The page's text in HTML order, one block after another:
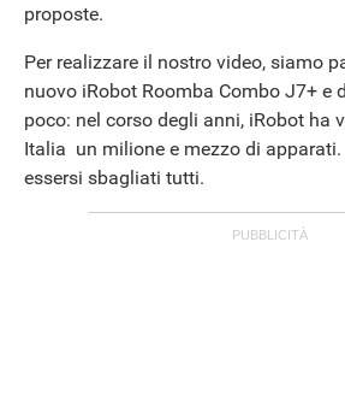
proposte.
Per realizzare il nostro video, siamo
nuovo iRobot Roomba Combo J7+ e
poco: nel corso degli anni, iRobot ha
Italia un milione e mezzo di
essersi sbagliati tutti.